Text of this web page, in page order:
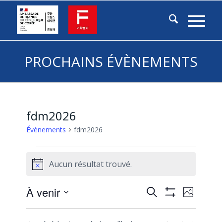
PROCHAINS ÉVÈNEMENTS
fdm2026
Évènements fdm2026
Évènements
NoticeAucun résultat trouvé.
Recherche
et
Recherche
de
vues
Photo
À venir
Sélectionnez
la
List